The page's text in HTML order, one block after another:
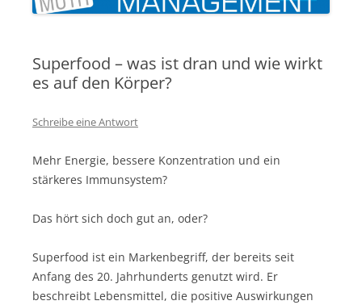
Superfood – was ist dran und wie wirkt
es auf den Körper?
Schreibe eine Antwort
Mehr Energie, bessere Konzentration und ein
stärkeres Immunsystem?
Das hört sich doch gut an, oder?
Superfood ist ein Markenbegriff, der bereits seit
Anfang des 20. Jahrhunderts genutzt wird. Er
beschreibt Lebensmittel, die positive Auswirkungen